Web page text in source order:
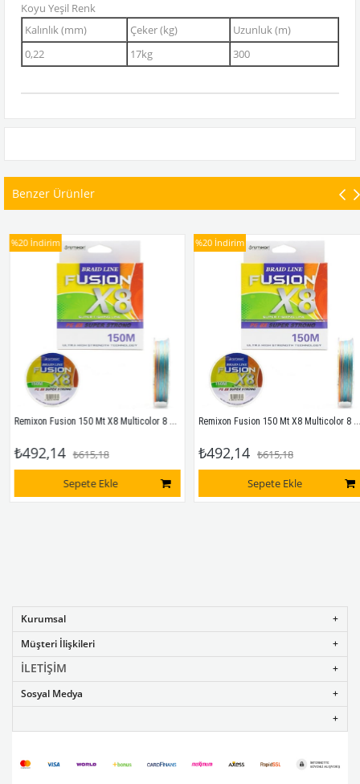
Koyu Yeşil Renk
Kalınlık (mm)
Çeker (kg)
Uzunluk (m)
0,22
17kg 300
Benzer Ürünler
Remixon Fusion 150 Mt X8 Multicolor 8 Kat İp Misina # 0,13 Mm
₺492,14
₺615,18
Sepete Ekle
%20 İndirim
Remixon Fusion 150 Mt X8 Multicolor 8 Kat İp Misina # 0,16 Mm
₺492,14
₺615,18
Sepete Ekle
%20 İndirim
Kurumsal
Müşteri İlişkileri
İLETİŞİM
Sosyal Medya